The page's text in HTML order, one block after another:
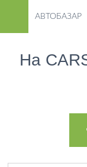
АВТОБАЗАР
На